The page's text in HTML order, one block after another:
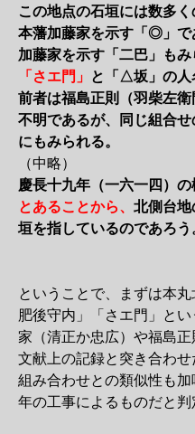
この地点の石垣には数多
本藩加藤家を示す「◎」
加藤家を示す「二巴」もみ
「さエ門」 と「△坂」の人
前者は福島正則（羽柴左
不明であるが、同じ組合
にもみられる。
（中略）
慶長十九年（一六一四）の
とあることから、 北側台
垣を指しているのであろう
ということで、まずは本
肥後守内」「さエ門」と
家（清正か忠広）や福島
文献上の記録と突き合わ
組み合わせとの類似性も
年の工事によるものだと判